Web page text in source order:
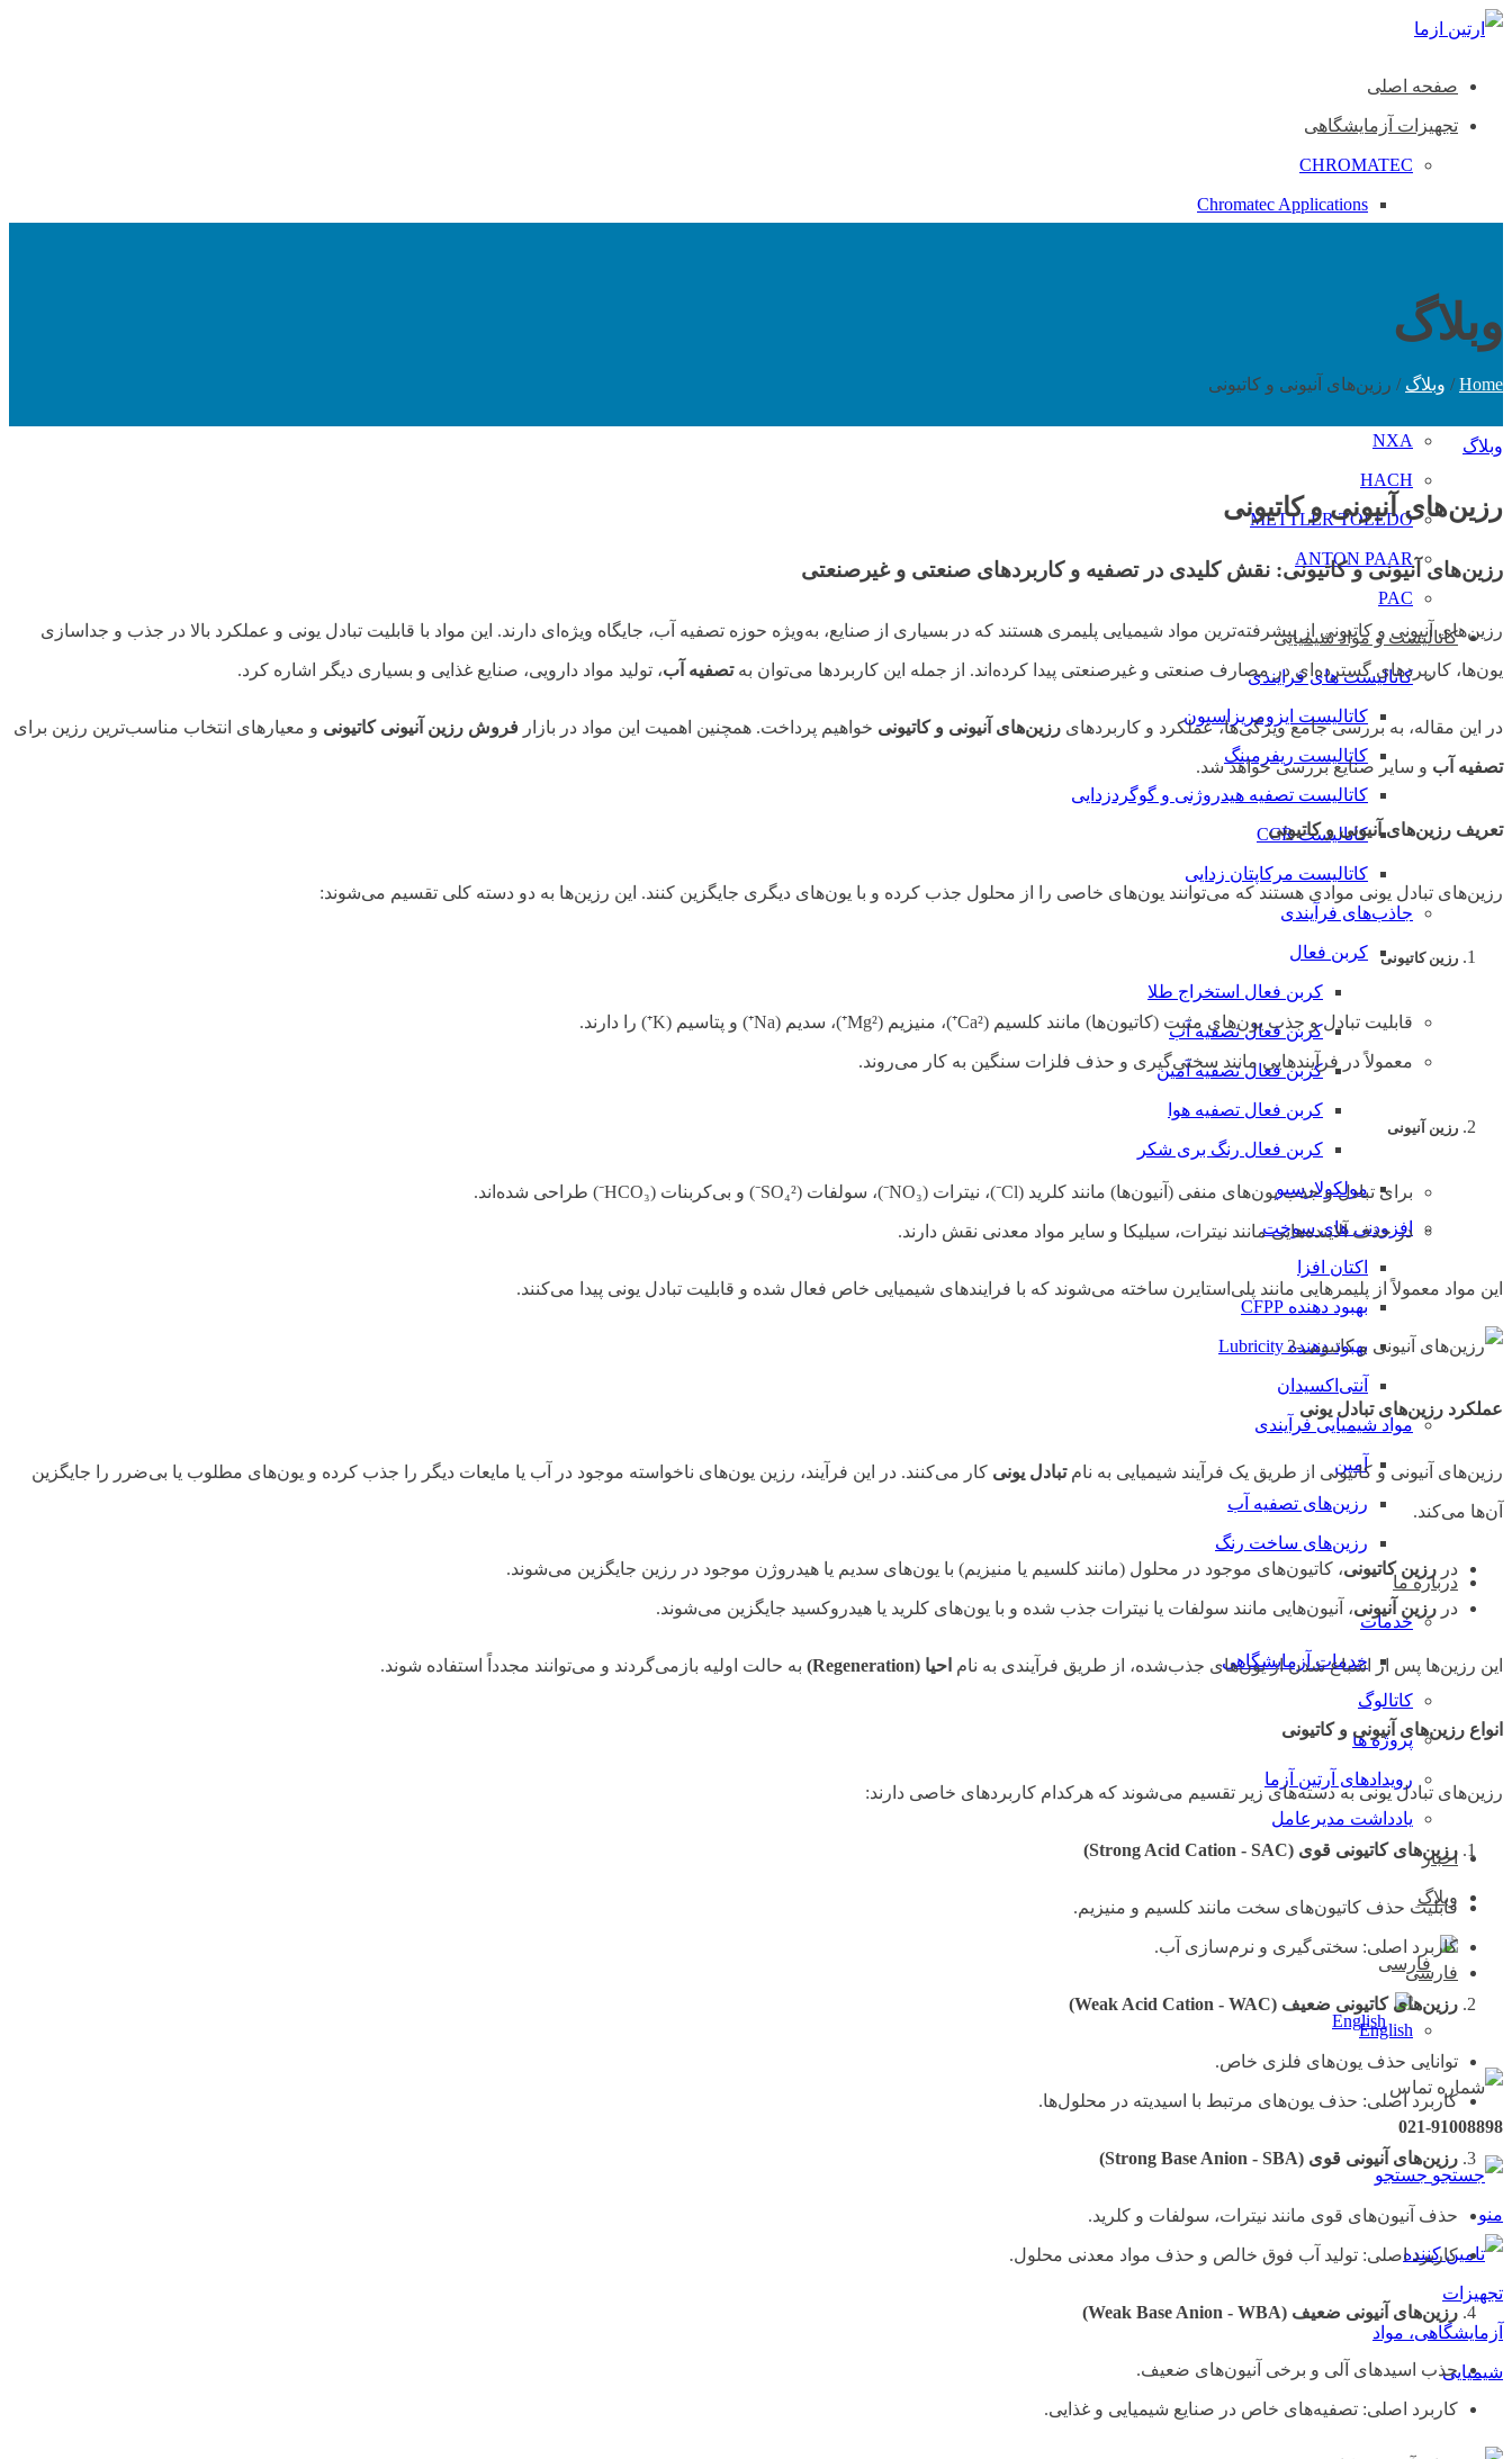
صفحه اصلی
تجهیزات آزمایشگاهی
CHROMATEC
Chromatec Applications
LUMEX
TERMEX
NXA
HACH
METTLER TOLEDO
ANTON PAAR
PAC
کاتالیست و مواد شیمیایی
کاتالیست های فرایندی
کاتالیست ایزومریزاسیون
کاتالیست ریفرمینگ
کاتالیست تصفیه هیدروژنی و گوگردزدایی
کاتالیست CCR
کاتالیست مرکاپتان زدایی
جاذب‌های فرآیندی
کربن فعال
کربن فعال استخراج طلا
کربن فعال تصفیه آب
کربن فعال تصفیه آمین
کربن فعال تصفیه هوا
کربن فعال رنگ بری شکر
مولکولارسیو
افزودنی های سوخت
اکتان افزا
بهبود دهنده CFPP
بهبود دهنده Lubricity
آنتی‌اکسیدان
مواد شیمیایی فرآیندی
آمین
رزین‌های تصفیه آب
رزین‌های ساخت رنگ
درباره ما
خدمات
خدمات آزمایشگاهی
کاتالوگ
پروژه ها
رویدادهای آرتین آزما
یادداشت مدیرعامل
اخبار
وبلاگ
فارسی
English
021-91008898
جستجو
منو
وبلاگ
Home
/ وبلاگ / رزین‌های آنیونی و کاتیونی
وبلاگ
رزین‌های آنیونی و کاتیونی
رزین‌های آنیونی و کاتیونی: نقش کلیدی در تصفیه و کاربردهای صنعتی و غیرصنعتی
رزین‌های آنیونی و کاتیونی از پیشرفته‌ترین مواد شیمیایی پلیمری هستند که در بسیاری از صنایع، به‌ویژه حوزه تصفیه آب، جایگاه ویژه‌ای دارند. این مواد با قابلیت تبادل یونی و عملکرد بالا در جذب و جداسازی
یون‌ها، کاربردهای گسترده‌ای در مصارف صنعتی و غیرصنعتی پیدا کرده‌اند. از جمله این کاربردها می‌توان بهتصفیه آب، تولید مواد دارویی، صنایع غذایی و بسیاری دیگر اشاره کرد.
در این مقاله، به بررسی جامع ویژگی‌ها، عملکرد و کاربردهای رزین‌های آنیونی و کاتیونی خواهیم پرداخت. همچنین اهمیت این مواد در بازار فروش رزین آنیونی کاتیونی و معیارهای انتخاب مناسب‌ترین رزین برای
تصفیه آب و سایر صنایع بررسی خواهد شد.
تعریف رزین‌های آنیونی و کاتیونی
رزین‌های تبادل یونی موادی هستند که می‌توانند یون‌های خاصی را از محلول جذب کرده و با یون‌های دیگری جایگزین کنند. این رزین‌ها به دو دسته کلی تقسیم می‌شوند:
رزین کاتیونی
قابلیت تبادل و جذب یون‌های مثبت (کاتیون‌ها) مانند کلسیم (Ca²⁺)، منیزیم (Mg²⁺)، سدیم (Na⁺) و پتاسیم (K⁺) را دارند.
معمولاً در فرآیندهایی مانند سختی‌گیری و حذف فلزات سنگین به کار می‌روند.
رزین آنیونی
برای تبادل و جذب یون‌های منفی (آنیون‌ها) مانند کلرید (Cl⁻)، نیترات (NO₃⁻)، سولفات (SO₄²⁻) و بی‌کربنات (HCO₃⁻) طراحی شده‌اند.
در حذف آلاینده‌هایی مانند نیترات، سیلیکا و سایر مواد معدنی نقش دارند.
این مواد معمولاً از پلیمرهایی مانند پلی‌استایرن ساخته می‌شوند که با فرایندهای شیمیایی خاص فعال شده و قابلیت تبادل یونی پیدا می‌کنند.
عملکرد رزین‌های تبادل یونی
رزین‌های آنیونی و کاتیونی از طریق یک فرآیند شیمیایی به نامتبادل یونی کار می‌کنند. در این فرآیند، رزین یون‌های ناخواسته موجود در آب یا مایعات دیگر را جذب کرده و یون‌های مطلوب یا بی‌ضرر را جایگزین
آن‌ها می‌کند.
در رزین کاتیونی، کاتیون‌های موجود در محلول (مانند کلسیم یا منیزیم) با یون‌های سدیم یا هیدروژن موجود در رزین جایگزین می‌شوند.
در رزین آنیونی، آنیون‌هایی مانند سولفات یا نیترات جذب شده و با یون‌های کلرید یا هیدروکسید جایگزین می‌شوند.
این رزین‌ها پس از اشباع شدن از یون‌های جذب‌شده، از طریق فرآیندی به نام احیا (Regeneration) به حالت اولیه بازمی‌گردند و می‌توانند مجدداً استفاده شوند.
انواع رزین‌های آنیونی و کاتیونی
رزین‌های تبادل یونی به دسته‌های زیر تقسیم می‌شوند که هرکدام کاربردهای خاصی دارند:
رزین‌های کاتیونی قوی (Strong Acid Cation - SAC)
قابلیت حذف کاتیون‌های سخت مانند کلسیم و منیزیم.
کاربرد اصلی: سختی‌گیری و نرم‌سازی آب.
رزین‌های کاتیونی ضعیف (Weak Acid Cation - WAC)
توانایی حذف یون‌های فلزی خاص.
کاربرد اصلی: حذف یون‌های مرتبط با اسیدیته در محلول‌ها.
رزین‌های آنیونی قوی (Strong Base Anion - SBA)
حذف آنیون‌های قوی مانند نیترات، سولفات و کلرید.
کاربرد اصلی: تولید آب فوق خالص و حذف مواد معدنی محلول.
رزین‌های آنیونی ضعیف (Weak Base Anion - WBA)
جذب اسیدهای آلی و برخی آنیون‌های ضعیف.
کاربرد اصلی: تصفیه‌های خاص در صنایع شیمیایی و غذایی.